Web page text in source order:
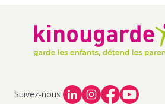
Suivez-nous